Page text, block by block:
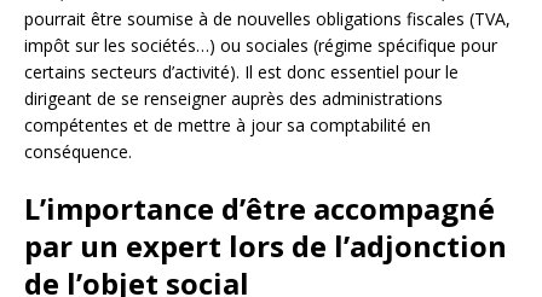
pourrait être soumise à de nouvelles obligations fiscales (TVA,
impôt sur les sociétés…) ou sociales (régime spécifique pour
certains secteurs d’activité). Il est donc essentiel pour le
dirigeant de se renseigner auprès des administrations
compétentes et de mettre à jour sa comptabilité en
conséquence.
L’importance d’être accompagné
par un expert lors de l’adjonction
de l’objet social